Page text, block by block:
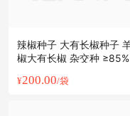
辣椒种子 大有长椒种子 羊角
椒大有长椒 杂交种 ≥85%
¥200.00/袋